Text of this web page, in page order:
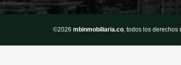
©2026 mbinmobiliaria.co, todos los derechos